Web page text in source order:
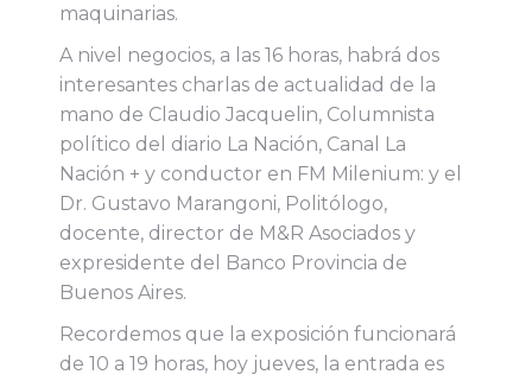
maquinarias.
A nivel negocios, a las 16 horas, habrá dos
interesantes charlas de actualidad de la
mano de Claudio Jacquelin, Columnista
político del diario La Nación, Canal La
Nación + y conductor en FM Milenium: y el
Dr. Gustavo Marangoni, Politólogo,
docente, director de M&R Asociados y
expresidente del Banco Provincia de
Buenos Aires.
Recordemos que la exposición funcionará
de 10 a 19 horas, hoy jueves, la entrada es